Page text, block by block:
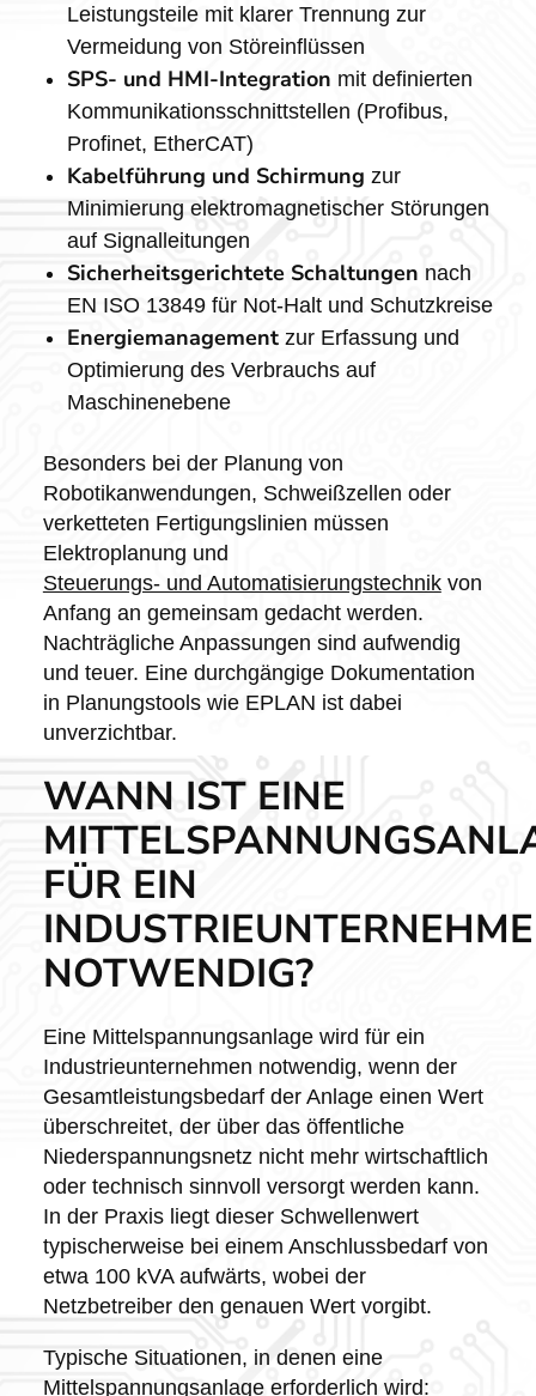
Leistungsteile mit klarer Trennung zur
Vermeidung von Störeinflüssen
SPS- und HMI-Integration mit definierten
Kommunikationsschnittstellen (Profibus,
Profinet, EtherCAT)
Kabelführung und Schirmung zur
Minimierung elektromagnetischer Störungen
auf Signalleitungen
Sicherheitsgerichtete Schaltungen nach
EN ISO 13849 für Not-Halt und Schutzkreise
Energiemanagementzur Erfassung und
Optimierung des Verbrauchs auf
Maschinenebene
Besonders bei der Planung von
Robotikanwendungen, Schweißzellen oder
verketteten Fertigungslinien müssen
Elektroplanung und
Steuerungs- und Automatisierungstechnikvon
Anfang an gemeinsam gedacht werden.
Nachträgliche Anpassungen sind aufwendig
und teuer. Eine durchgängige Dokumentation
in Planungstools wie EPLAN ist dabei
unverzichtbar.
WANN IST EINE
FÜR EIN
NOTWENDIG?
Eine Mittelspannungsanlage wird für ein
Industrieunternehmen notwendig, wenn der
Gesamtleistungsbedarf der Anlage einen Wert
überschreitet, der über das öffentliche
Niederspannungsnetz nicht mehr wirtschaftlich
oder technisch sinnvoll versorgt werden kann.
In der Praxis liegt dieser Schwellenwert
typischerweise bei einem Anschlussbedarf von
etwa 100 kVA aufwärts, wobei der
Netzbetreiber den genauen Wert vorgibt.
Typische Situationen, in denen eine
Mittelspannungsanlage erforderlich wird: